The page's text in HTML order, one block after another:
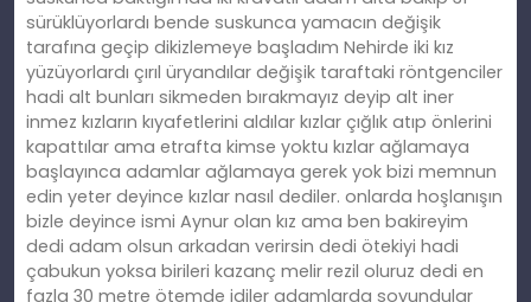
sürüklüyorlardı bende suskunca yamacın değişik
tarafına geçip dikizlemeye başladım Nehirde iki kız
yüzüyorlardı çırıl üryandılar değişik taraftaki röntgenciler
hadi alt bunları sikmeden bırakmayız deyip alt iner
inmez kızların kıyafetlerini aldılar kızlar çığlık atıp önlerini
kapattılar ama etrafta kimse yoktu kızlar ağlamaya
başlayınca adamlar ağlamaya gerek yok bizi memnun
edin yeter deyince kızlar nasıl dediler. onlarda hoşlanışın
bizle deyince ismi Aynur olan kız ama ben bakireyim
dedi adam olsun arkadan verirsin dedi ötekiyi hadi
çabukun yoksa birileri kazanç melir rezil oluruz dedi en
fazla 30 metre ötemde idiler adamlarda soyundular